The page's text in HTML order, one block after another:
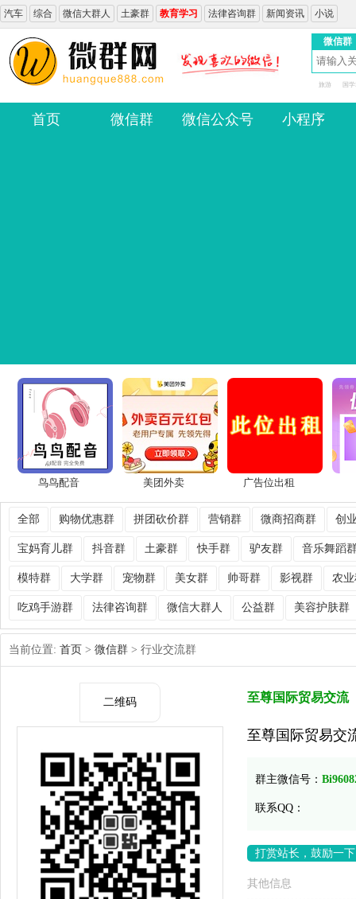
汽车 综合 微信大群人 土豪群 教育学习 法律咨询群 新闻资讯 小说
微信群
旅游 国
首页 微信群 微信公众号 小程序
鸟鸟配音 美团外卖 广告位出租
全部 购物优惠群 拼团砍价群 营销群 微商招商群 创
宝妈育儿群 抖音群 土豪群 快手群 驴友群 音乐舞蹈
模特群 大学群 宠物群 美女群 帅哥群 影视群 农
吃鸡手游群 法律咨询群 微信大群人 公益群 美容护肤群
当前位置: 首页 > 微信群 > 行业交流群
二维码 至尊国际贸易交流
至尊国际贸易交
群主微信号：
联系QQ：
打赏站长，鼓励一
其他信息